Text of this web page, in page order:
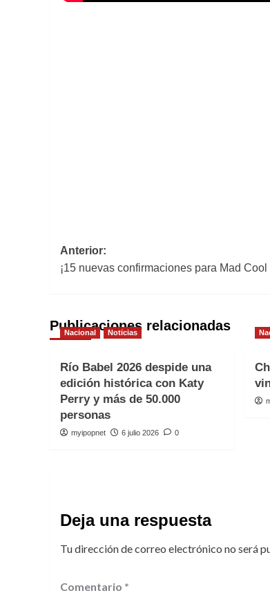
Navegación
de
Anterior:
¡15 nuevas confirmaciones para Mad Cool
Publicaciones relacionadas
Nacional Noticias
Río Babel 2026 despide una
edición histórica con Katy
Perry y más de 50.000
personas
myipopnet 6 julio 2026 0
Deja una respuesta
Tu dirección de correo electrónico no será
Comentario *